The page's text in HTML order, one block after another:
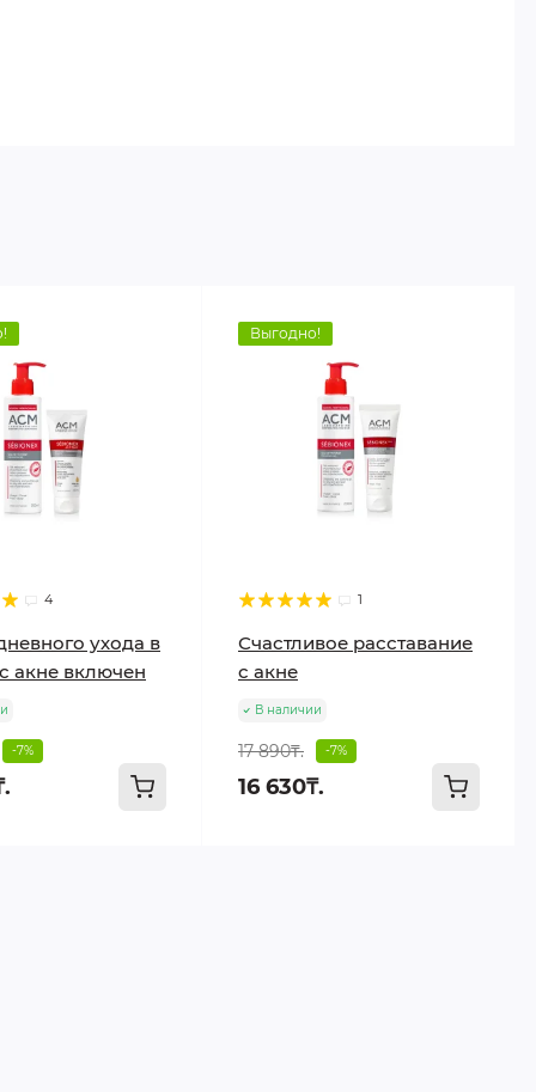
4
ухода в
акне включен
-7%
Выгодно!
1
Счастливое расставание
с акне
В наличии
17 890₸. -7%
16 630₸.